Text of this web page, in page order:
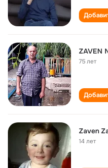
ZAVEN
75 лет
Zaven
14 лет